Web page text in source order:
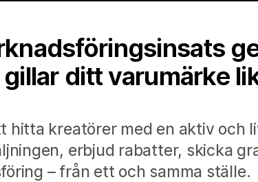
ditt varumärke
hitta kreatörer med en aktiv och
erbjud rabatter, skicka
– från ett och samma ställe.